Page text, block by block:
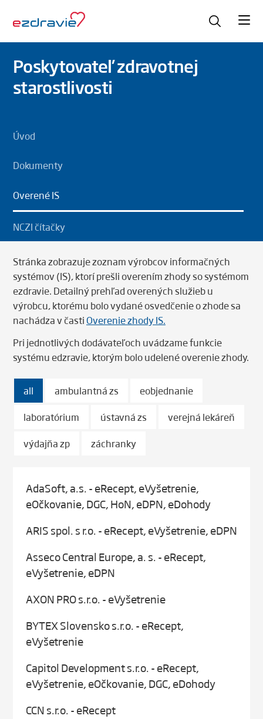
Poskytovateľ zdravotnej
starostlivosti
Úvod
Dokumenty
Overené IS
NCZI čítačky
Stránka zobrazuje zoznam výrobcov informačných
systémov (IS), ktorí prešli overením zhody so systémom
ezdravie. Detailný prehľad overených služieb u
výrobcu, ktorému bolo vydané osvedčenie o zhode sa
nachádza v častiOverenie zhody IS.
Pri jednotlivých dodávateľoch uvádzame funkcie
systému edzravie, ktorým bolo udelené overenie zhody.
all ambulantná zs
eobjednanie
laboratórium
ústavná zs
verejná lekáreň
výdajňa zp
záchranky
AdaSoft, a.s. - eRecept, eVyšetrenie,
eOčkovanie, DGC, HoN, eDPN, eDohody
ARIS spol. s r.o. - eRecept, eVyšetrenie, eDPN
Asseco Central Europe, a. s. - eRecept,
eVyšetrenie, eDPN
AXON PRO s.r.o. - eVyšetrenie
BYTEX Slovensko s.r.o. - eRecept,
eVyšetrenie
Capitol Development s.r.o. - eRecept,
eVyšetrenie, eOčkovanie, DGC, eDohody
CCN s.r.o. - eRecept